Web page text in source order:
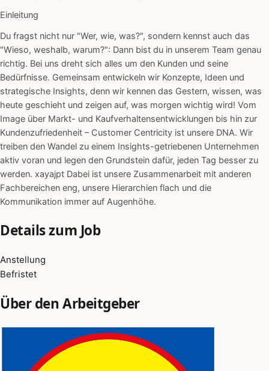
Einleitung
Du fragst nicht nur "Wer, wie, was?", sondern kennst auch das
"Wieso, weshalb, warum?": Dann bist du in unserem Team genau
richtig. Bei uns dreht sich alles um den Kunden und seine
Bedürfnisse. Gemeinsam entwickeln wir Konzepte, Ideen und
strategische Insights, denn wir kennen das Gestern, wissen, was
heute geschieht und zeigen auf, was morgen wichtig wird! Vom
Image über Markt- und Kaufverhaltensentwicklungen bis hin zur
Kundenzufriedenheit – Customer Centricity ist unsere DNA. Wir
treiben den Wandel zu einem Insights-getriebenen Unternehmen
aktiv voran und legen den Grundstein dafür, jeden Tag besser zu
werden. xayajpt Dabei ist unsere Zusammenarbeit mit anderen
Fachbereichen eng, unsere Hierarchien flach und die
Kommunikation immer auf Augenhöhe.
Details zum Job
Anstellung
Befristet
Über den Arbeitgeber